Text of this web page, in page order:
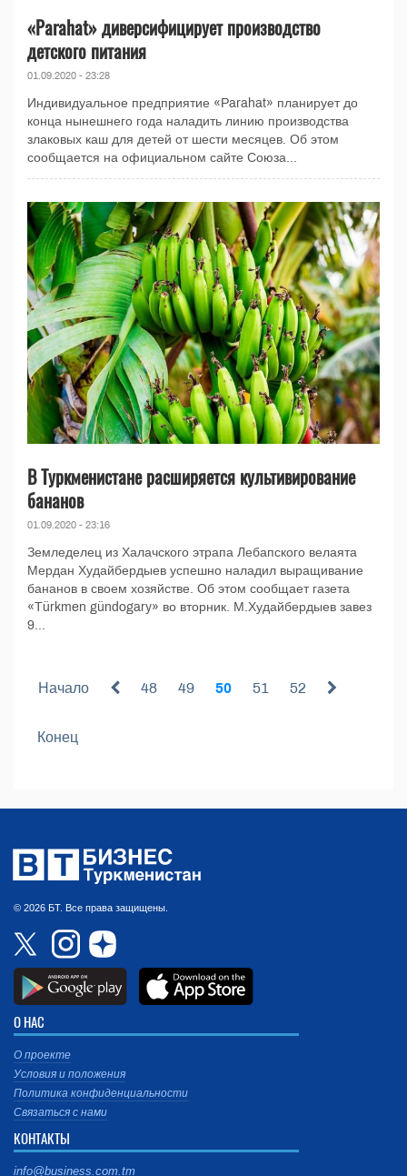
«Parahat» диверсифицирует производство
детского питания
01.09.2020 - 23:28
Индивидуальное предприятие «Parahat» планирует до
конца нынешнего года наладить линию производства
злаковых каш для детей от шести месяцев. Об этом
сообщается на официальном сайте Союза...
В Туркменистане расширяется культивирование
бананов
01.09.2020 - 23:16
Земледелец из Халачского этрапа Лебапского велаята
Мердан Худайбердыев успешно наладил выращивание
бананов в своем хозяйстве. Об этом сообщает газета
«Türkmen gündogary» во вторник. М.Худайбердыев завез
9...
Начало 48 49 50 51 52
Конец
© 2026 БТ. Все права защищены.
О НАС
О проекте
Условия и положения
Политика конфиденциальности
Связаться с нами
КОНТАКТЫ
info@business.com.tm